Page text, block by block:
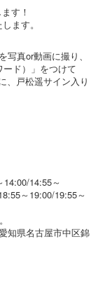
す！
ます。
真or動画に撮り、
ード）」をつけて
、戸松遥サイン入り
14:55～
～19:00/19:55～
知県名古屋市中区錦